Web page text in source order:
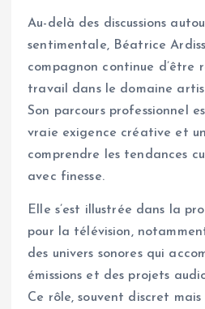
Au-delà des discussions
sentimentale, Béatrice
compagnon continue d’être
travail dans le domaine
Son parcours professionnel
vraie exigence créative et
comprendre les tendances
avec finesse.
Elle s’est illustrée dans la
pour la télévision,
des univers sonores qui
émissions et des projets
Ce rôle, souvent discret